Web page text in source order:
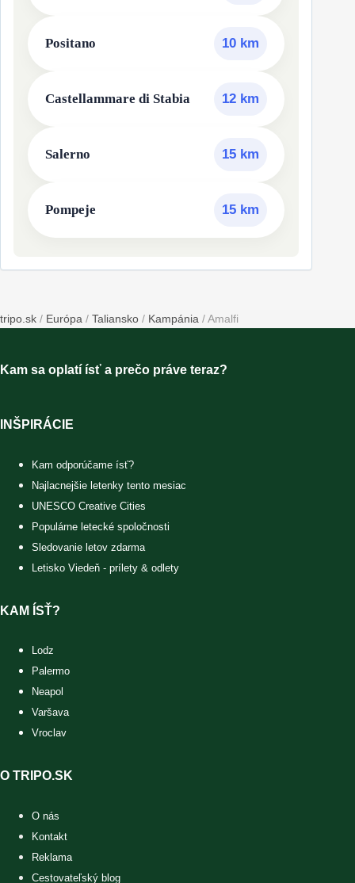
Positano 10 km
Castellammare di Stabia 12 km
Salerno 15 km
Pompeje 15 km
tripo.sk / Európa / Taliansko / Kampánia /Amalfi
Kam sa oplatí ísť a prečo práve teraz?
INŠPIRÁCIE
Kam odporúčame ísť?
Najlacnejšie letenky tento mesiac
UNESCO Creative Cities
Populárne letecké spoločnosti
Sledovanie letov zdarma
Letisko Viedeň - prílety & odlety
KAM ÍSŤ?
Lodz
Palermo
Neapol
Varšava
Vroclav
O TRIPO.SK
O nás
Kontakt
Reklama
Cestovateľský blog